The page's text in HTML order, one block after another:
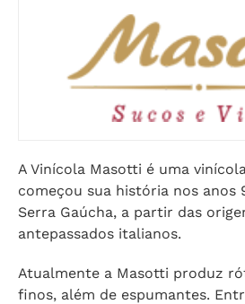
A Vinícola Masotti é uma
começou sua história nos anos
Serra Gaúcha, a partir das
antepassados italianos.
Atualmente a Masotti produz
finos, além de espumantes.